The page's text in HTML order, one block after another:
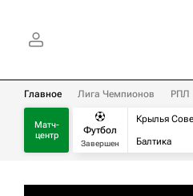
Главное Лига Чемпионов РПЛ
Матч-
центр
Футбол
Завершен
Крылья
Балтика